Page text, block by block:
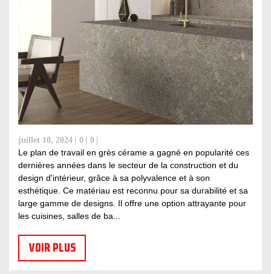
juillet 10, 2024 0 0
Le plan de travail en grès cérame a gagné en popularité ces
dernières années dans le secteur de la construction et du
design d'intérieur, grâce à sa polyvalence et à son
esthétique. Ce matériau est reconnu pour sa durabilité et sa
large gamme de designs. Il offre une option attrayante pour
les cuisines, salles de ba...
VOIR PLUS